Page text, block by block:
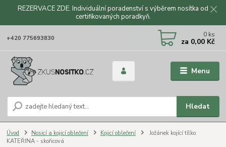
REZERVACE ZDE. Individuální poradenství s výběrem nosítka od
certifikovaných poradkyň.
Menu
Hledat
+420 775693830 0 ks
za 0,00 Kč
Úvod Nosicí a kojicí oblečení Kojicí oblečení
Jožánek kojící tílko
KATEŘINA - skořicová